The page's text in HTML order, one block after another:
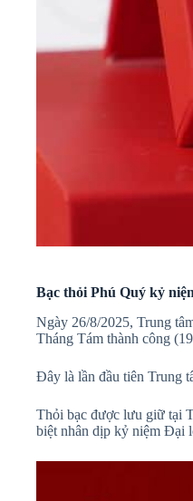
Bạc thỏi Phú Quý kỷ
Ngày 26/8/2025, Trung
Tháng Tám thành công
Đây là lần đầu tiên Trung
Thỏi bạc được lưu giữ tại
biệt nhân dịp kỷ niệm Đại